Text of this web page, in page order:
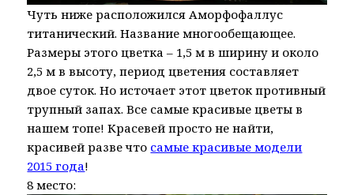
Чуть ниже расположился Аморфофаллус
титанический. Название многообещающее.
Размеры этого цветка – 1,5 м в ширину и около
2,5 м в высоту, период цветения составляет
двое суток. Но источает этот цветок противный
трупный запах. Все самые красивые цветы в
нашем топе! Красевей просто не найти,
красивей разве что самые красивые модели
2015 года!
8 место: